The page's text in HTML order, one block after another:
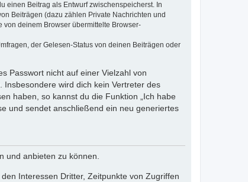
einen Beitrag als Entwurf zwischenspeicherst. In
Beiträgen (dazu zählen Private Nachrichten und
deinem Browser übermittelte Browser-
der Gelesen-Status von deinen Beiträgen oder
Passwort nicht auf einer Vielzahl von
wird dich kein Vertreter des
haben, so kannst du die Funktion „Ich habe
und sendet anschließend ein neu generiertes
und anbieten zu können.
Interessen Dritter, Zeitpunkte von Zugriffen